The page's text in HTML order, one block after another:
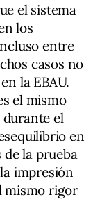
el sistema
los
entre
casos no
la EBAU.
el mismo
durante el
en
la prueba
impresión
mismo rigor